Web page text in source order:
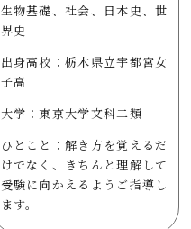
生物基礎、社会、日本史、世
界史
出身高校：栃木県立宇都宮女
子高
大学：東京大学文科二類
ひとこと：解き方を覚えるだ
けでなく、きちんと理解して
受験に向かえるようご指導し
ます。